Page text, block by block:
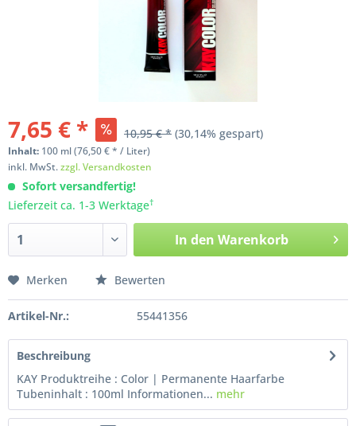
7,65 € * 10,95 € * (30,14% gespart)
Inhalt: 100 ml(76,50 € * / Liter)
inkl. MwSt.zzgl. Versandkosten
Sofort versandfertig!
Lieferzeit ca. 1-3 Werktage†
In den Warenkorb
Merken Bewerten
Artikel-Nr.: 55441356
Beschreibung
KAY Produktreihe : Color | Permanente Haarfarbe
Tubeninhalt : 100ml Informationen... mehr